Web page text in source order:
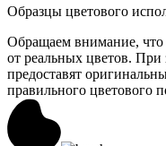
Образцы цветового
Обращаем внимание, что
от реальных цветов. При
предоставят
правильного цветового